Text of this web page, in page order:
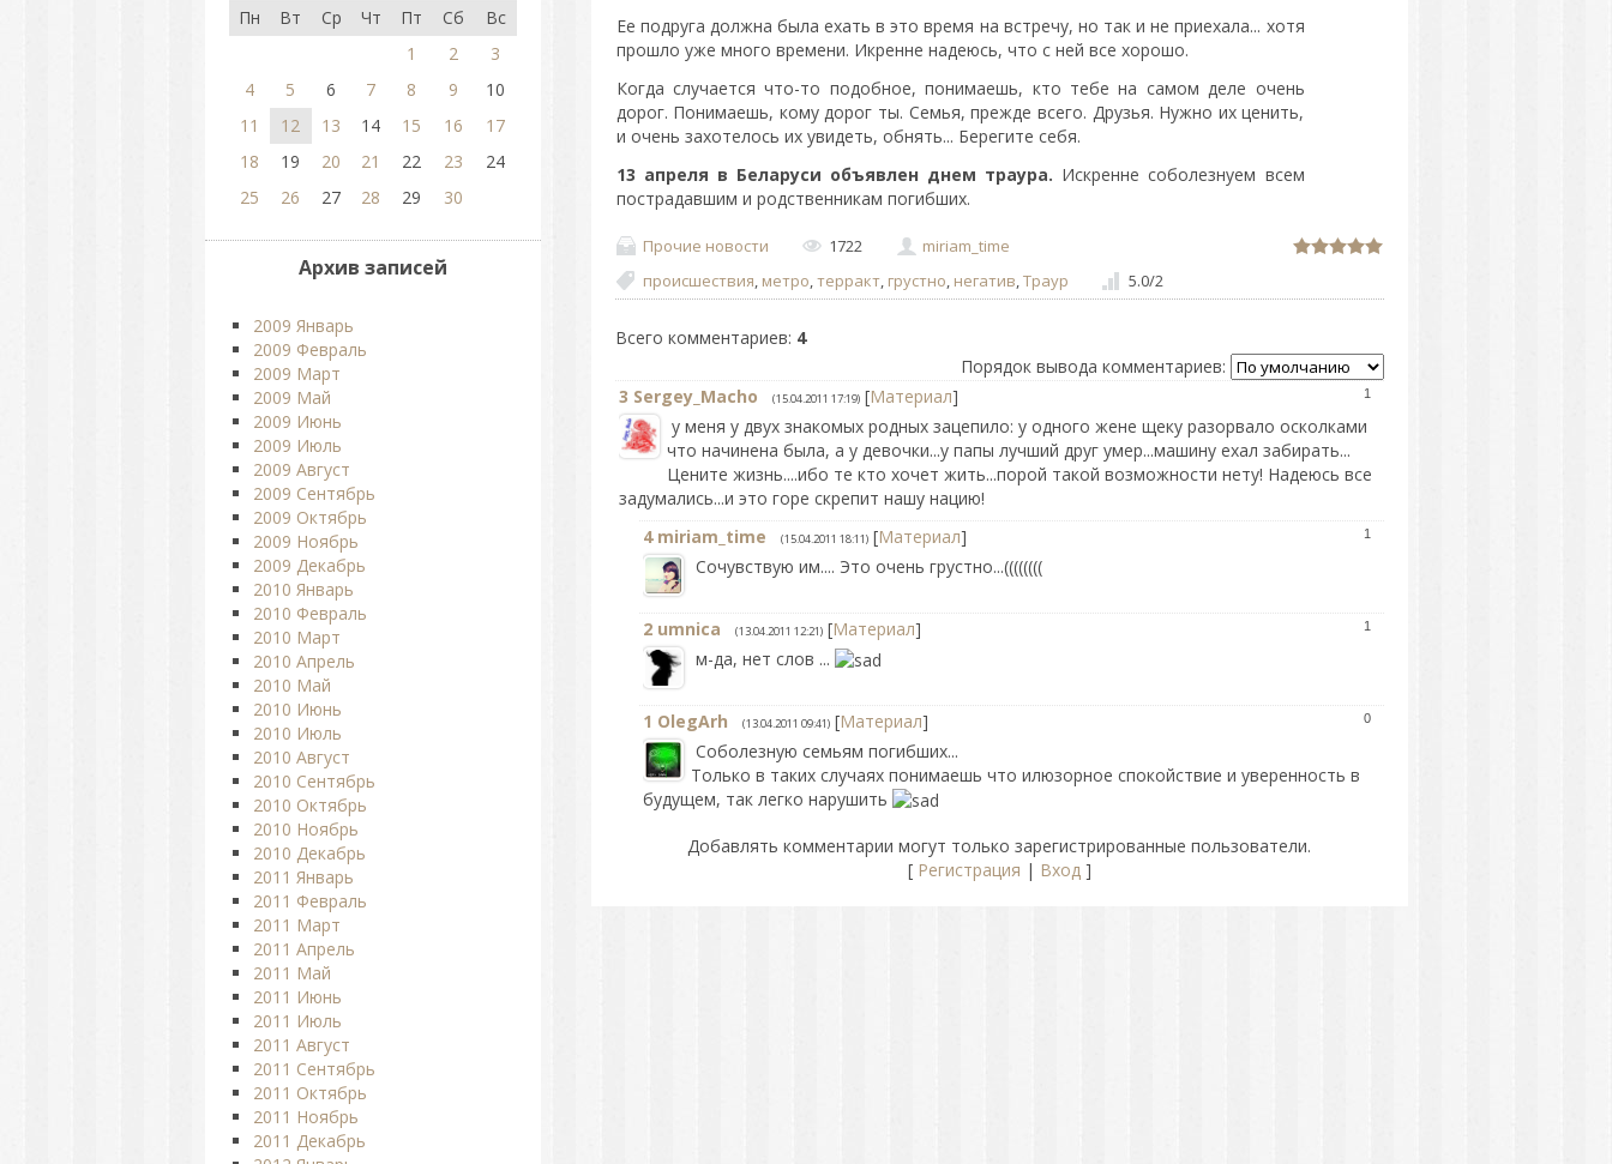
Ее подруга должна была ехать в это время на встречу, но так и не приехала... хотя
прошло уже много времени. Икренне надеюсь, что с ней все хорошо.
Когда случается что-то подобное, понимаешь, кто тебе на самом деле очень
дорог. Понимаешь, кому дорог ты. Семья, прежде всего. Друзья. Нужно их ценить,
и очень захотелось их увидеть, обнять... Берегите себя.
13 апреля в Беларуси объявлен днем траура. Искренне соболезнуем всем
пострадавшим и родственникам погибших.
Прочие новости 1722
miriam_time
происшествия, метро,терракт, грустно, негатив,Траур 5.0/2
Всего комментариев: 4
Порядок вывода комментариев:
1
3 Sergey_Macho (15.04.2011 17:19)[Материал]
у меня у двух знакомых родных зацепило: у одного жене щеку разорвало осколками
что начинена была, а у девочки...у папы лучший друг умер...машину ехал забирать...
Цените жизнь....ибо те кто хочет жить...порой такой возможности нету! Надеюсь все
задумались...и это горе скрепит нашу нацию!
1
4 miriam_time (15.04.2011 18:11)[Материал]
Сочувствую им.... Это очень грустно...((((((((
1
2 umnica (13.04.2011 12:21)[Материал]
м-да, нет слов ...
0
1 OlegArh (13.04.2011 09:41)[Материал]
Соболезную семьям погибших...
Только в таких случаях понимаешь что илюзорное спокойствие и уверенность в
будущем, так легко нарушить
Добавлять комментарии могут только зарегистрированные пользователи.
[ Регистрация | Вход]
Пн
Вт Ср Чт Пт Сб
Вс
1
2
3
4
5 6 7 8 9
10
11
12 13 14 15 16
17
18
19 20 21 22 23
24
25
26 27 28 29 30
Архив записей
2009 Январь
2009 Февраль
2009 Март
2009 Май
2009 Июнь
2009 Июль
2009 Август
2009 Сентябрь
2009 Октябрь
2009 Ноябрь
2009 Декабрь
2010 Январь
2010 Февраль
2010 Март
2010 Апрель
2010 Май
2010 Июнь
2010 Июль
2010 Август
2010 Сентябрь
2010 Октябрь
2010 Ноябрь
2010 Декабрь
2011 Январь
2011 Февраль
2011 Март
2011 Апрель
2011 Май
2011 Июнь
2011 Июль
2011 Август
2011 Сентябрь
2011 Октябрь
2011 Ноябрь
2011 Декабрь